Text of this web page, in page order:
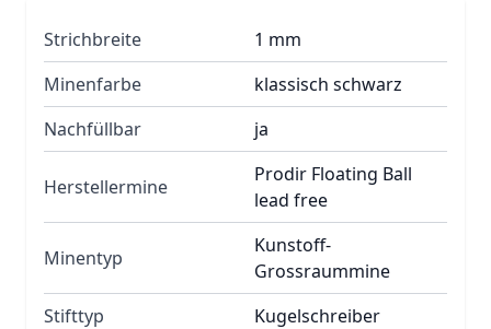
Strichbreite
1 mm
Minenfarbe
klassisch schwarz
Nachfüllbar
ja
Herstellermine
Prodir Floating Ball
lead free
Minentyp
Kunstoff-
Grossraummine
Stifttyp
Kugelschreiber